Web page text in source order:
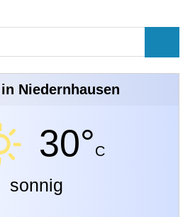
Niedernhausen
30°C
sonnig